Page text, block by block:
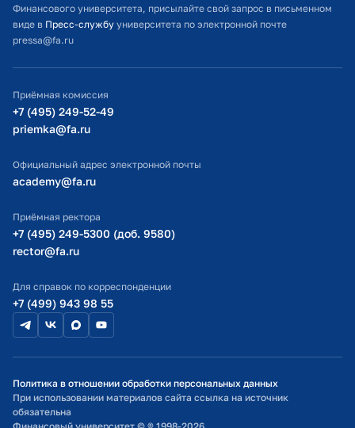
Студенческий офис
Официальный адрес электронной почты
Министерство просвещения РФ
Министерство науки и высшего образования РФ
Финансового университета, присылайте свой запрос в письменном
виде в Пресс-службу университета по электронной почте
pressa@fa.ru
Приёмная комиссия
+7 (495) 249-52-49
priemka@fa.ru
Официальный адрес электронной почты
academy@fa.ru
Приёмная ректора
+7 (495) 249-5300 (доб. 9580)
rector@fa.ru
Для справок по корреспонденции
+7 (499) 943 98 55
Политика в отношении обработки персональных данных
При использовании материалов сайта ссылка на источник
обязательна